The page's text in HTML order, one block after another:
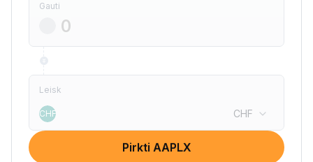
Gauti
Leisk
CHF CHF
Pirkti AAPLX